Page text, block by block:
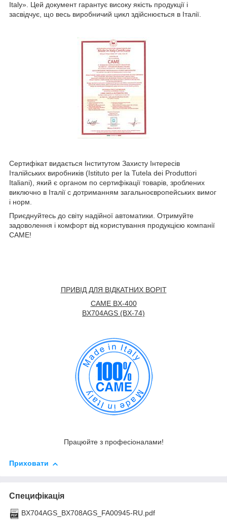
Italy». Цей документ гарантує високу якість продукції і
засвідчує, що весь виробничий цикл здійснюється в Італії.
Сертифікат видається Інститутом Захисту Інтересів
Італійських виробників (Istituto per la Tutela dei Produttori
Italiani), який є органом по сертифікації товарів, зроблених
виключно в Італії c дотриманням загальноєвропейських вимог
і норм.
Приєднуйтесь до світу надійної автоматики. Отримуйте
задоволення і комфорт від користування продукцією компанії
CAME!
ПРИВІД ДЛЯ ВІДКАТНИХ ВОРІТ
CAME BX-400
BX704AGS (BX-74)
Працюйте з професіоналами!
Приховати
Специфікація
BX704AGS_BX708AGS_FA00945-RU.pdf